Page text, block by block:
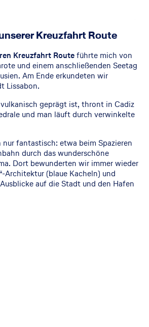
Kreuzfahrt Route
Kreuzfahrt Routeführte mich von
und einem anschließenden Seetag
Am Ende erkundeten wir
Lissabon.
vulkanisch geprägt ist, thront in Cadiz
und man läuft durch verwinkelte
fantastisch: etwa beim Spazieren
durch das wunderschöne
Dort bewunderten wir immer wieder
Architektur (blaue Kacheln) und
auf die Stadt und den Hafen